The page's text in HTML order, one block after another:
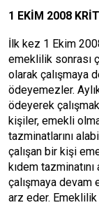
1 EKİM 2008
İlk kez 1 Ekim
emeklilik sonrası
olarak çalışmaya
ödeyemezler.
ödeyerek
kişiler, emekli
tazminatlarını
çalışan bir kişi
kıdem
çalışmaya devam
arz eder. Emeklilik